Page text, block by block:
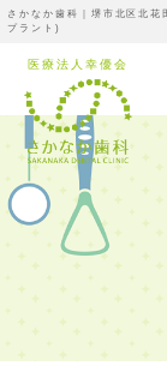
さかなか歯科｜堺市北区北
プラント)